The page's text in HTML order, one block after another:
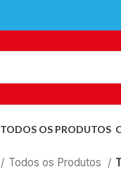
TODOS OS PRODUTOS
Todos os Produtos